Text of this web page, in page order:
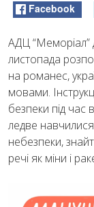
Facebook
АДЦ “Меморіал”
листопада
на романес,
мовами.
безпеки під час
ледве
небезпеки,
речі як міни і